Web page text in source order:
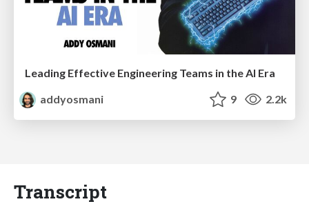
Leading Effective Engineering Teams in the AI Era
addyosmani
9 2.2k
Transcript